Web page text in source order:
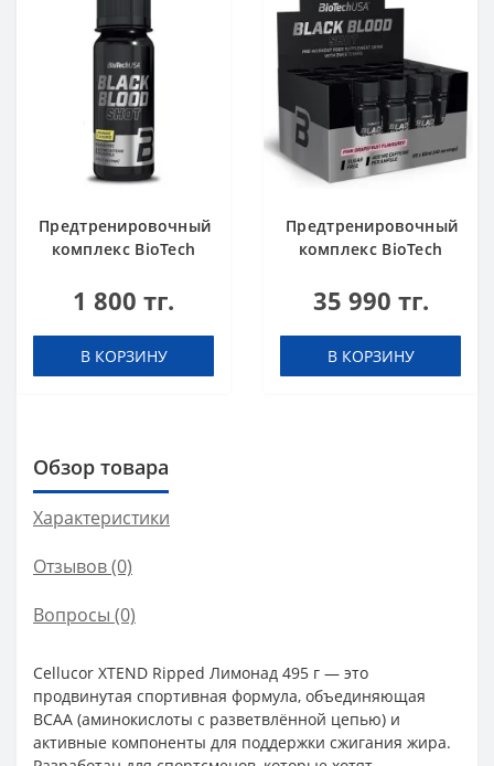
Предтренировочный
комплекс BioTech
Lemonade 60 ml шот
1 800 тг.
В КОРЗИНУ
Предтренировочный
комплекс BioTech
Pink grapefruit 60 ml
шт)
35 990 тг.
В КОРЗИНУ
Обзор товара
Характеристики
Отзывов (0)
Вопросы (0)
Cellucor XTEND Ripped Лимонад 495 г — это
продвинутая спортивная формула, объединяющая
BCAA (аминокислоты с разветвлённой цепью) и
активные компоненты для поддержки сжигания жира.